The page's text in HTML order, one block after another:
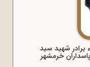
برادر شهید سید
خرمشهر